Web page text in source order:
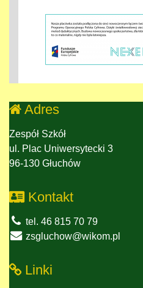
Adres
Zespół Szkół
ul. Plac Uniwersytecki 3
96-130 Głuchów
Kontakt
tel. 46 815 70 79
zsgluchow@wikom.pl
Linki